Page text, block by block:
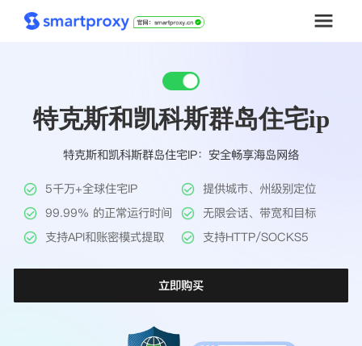
套餐购买
解决方案
工具
帮助中心
特克斯和凯科斯群岛住宅ip
特克斯和凯科斯群岛住宅IP：安全畅享海岛网络
5千万+全球住宅IP
提供城市、州级别定位
99.99% 的正常运行时间
无限会话、带宽和目标
支持API和账密模式提取
支持HTTP/SOCKS5
立即购买